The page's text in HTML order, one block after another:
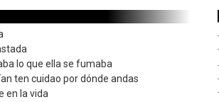
lo que ella se fumaba
ten cuidao por dónde andas
en la vida